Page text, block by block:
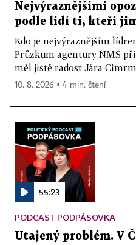
Nejvýraznějšími
podle lidí ti, kteří
Kdo je nejvýraznějším
Průzkum agentury NMS
měl jistě radost Jára
10. 8. 2026 ▪ 4 min. čtení
55:23
PODCAST PODPÁSOVKA
Utajený problém. V